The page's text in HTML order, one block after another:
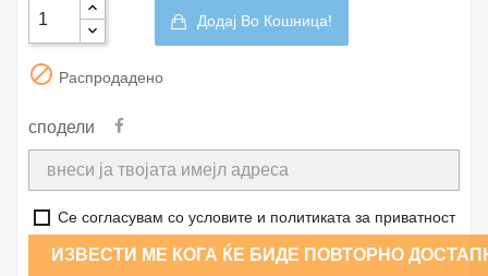
Додај Во Кошница!
 Распродадено
сподели
Се согласувам со условите и политиката за приватност
ИЗВЕСТИ МЕ КОГА ЌЕ БИДЕ ПОВТОРНО